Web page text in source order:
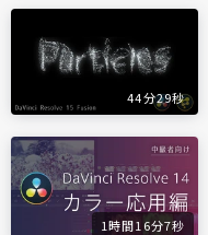
44分29秒
1時間16分7秒